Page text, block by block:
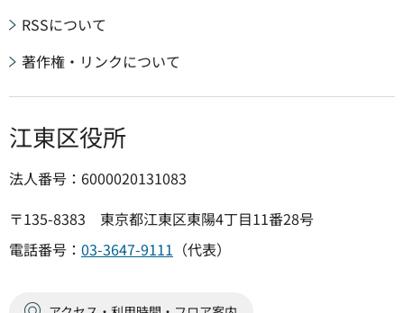
RSSについて
著作権・リンクについて
江東区役所
法人番号：6000020131083
〒135-8383 東京都江東区東陽4丁目11番28号
電話番号： 03-3647-9111 （代表）